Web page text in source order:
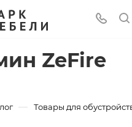
ZeFire
— Товары для